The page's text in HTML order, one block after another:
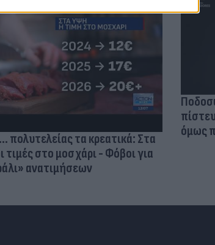
πολυτελείας τα κρεατικά: Στα
τιμές στο μοσχάρι - Φόβοι για
ανατιμήσεων
όμως